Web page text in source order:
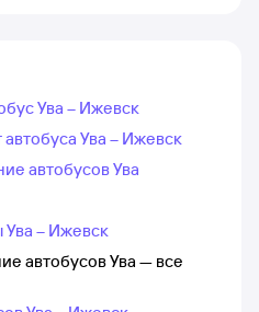
Ува – Ижевск
Ува – Ижевск
автобусов Ува
– Ижевск
автобусов Ува — все